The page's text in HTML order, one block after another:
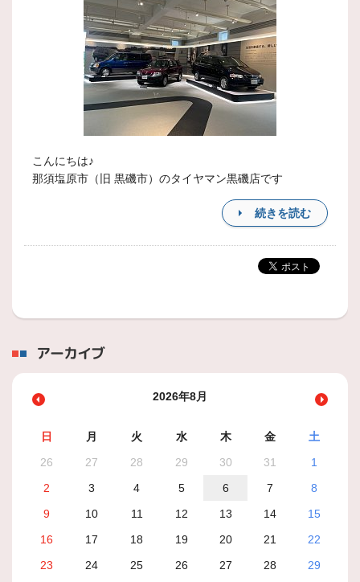
こんにちは♪
那須塩原市（旧 黒磯市）のタイヤマン黒磯店です
続きを読む
アーカイブ
2026年8月
日 月 火 水 木 金
土
26
27 28 29 30 31
1
2
3 4 5 6 7
8
9
10 11 12 13 14
15
16
17 18 19 20 21
22
23
24 25 26 27 28
29